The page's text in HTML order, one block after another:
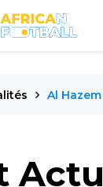
Al Hazem